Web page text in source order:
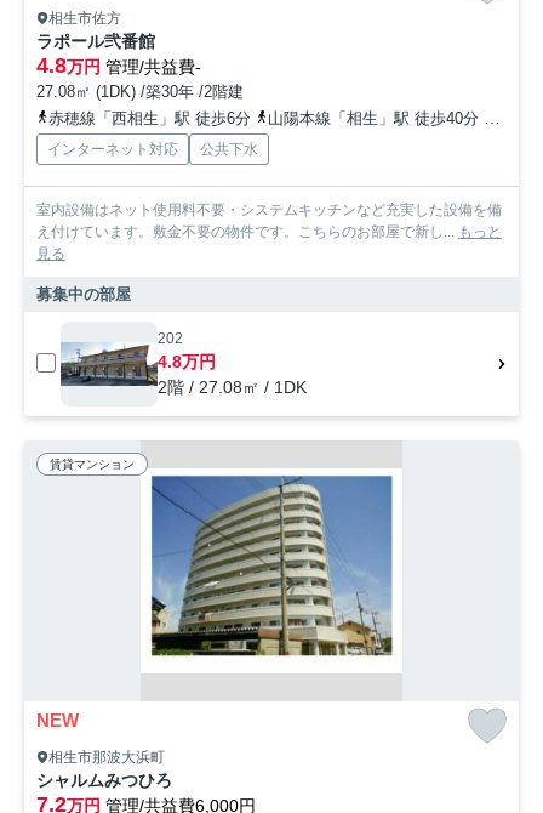
相生市佐方
ラポール弐番館
4.8万円 管理/共益費-
27.08㎡ (1DK) /築30年 /2階建
赤穂線「西相生」駅 徒歩6分
山陽本線「相生」駅 徒歩40分
インターネット対応 公共下水
室内設備はネット使用料不要・システムキッチンなど充実した設備を備
え付けています。敷金不要の物件です。こちらのお部屋で新し...
もっと
見る
募集中の部屋
202
4.8万円
2階 / 27.08㎡ / 1DK
賃貸マンション
NEW
相生市那波大浜町
シャルムみつひろ
7.2万円 管理/共益費6,000円